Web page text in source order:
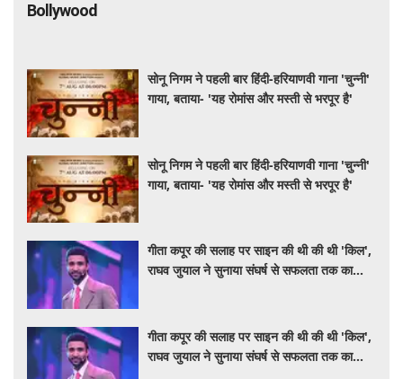
Bollywood
सोनू निगम ने पहली बार हिंदी-हरियाणवी गाना 'चुन्नी'
गाया, बताया- 'यह रोमांस और मस्ती से भरपूर है'
सोनू निगम ने पहली बार हिंदी-हरियाणवी गाना 'चुन्नी'
गाया, बताया- 'यह रोमांस और मस्ती से भरपूर है'
गीता कपूर की सलाह पर साइन की थी की थी 'किल',
राघव जुयाल ने सुनाया संघर्ष से सफलता तक का
गीता कपूर की सलाह पर साइन की थी की थी 'किल',
राघव जुयाल ने सुनाया संघर्ष से सफलता तक का